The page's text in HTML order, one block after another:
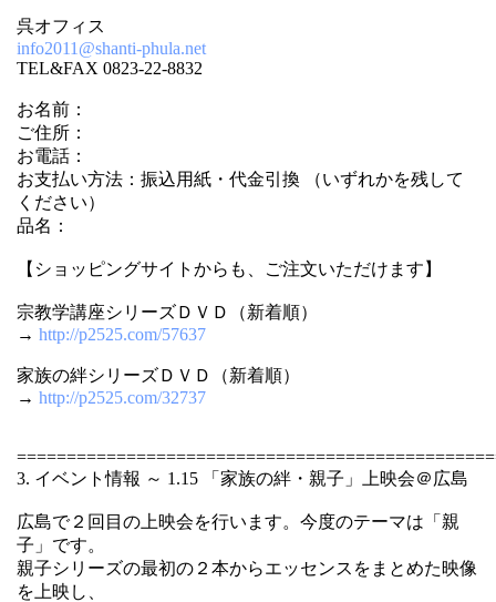
呉オフィス
info2011@shanti-phula.net
TEL&FAX 0823-22-8832
お名前：
ご住所：
お電話：
お支払い方法：振込用紙・代金引換 （いずれかを残して
ください）
品名：
【ショッピングサイトからも、ご注文いただけます】
宗教学講座シリーズＤＶＤ（新着順）
→ http://p2525.com/57637
家族の絆シリーズＤＶＤ（新着順）
→ http://p2525.com/32737
3. イベント情報 ～ 1.15 「家族の絆・親子」上映会＠広島
広島で２回目の上映会を行います。今度のテーマは「親
子」です。
親子シリーズの最初の２本からエッセンスをまとめた映像
を上映し、